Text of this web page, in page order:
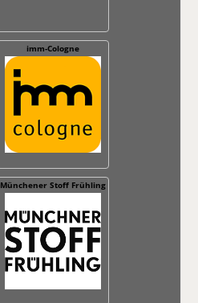
imm-Cologne
Münchener Stoff Frühling